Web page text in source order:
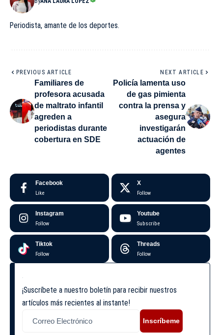
Periodista, amante de los deportes.
PREVIOUS ARTICLE
Familiares de
profesora acusada
de maltrato infantil
agreden a
periodistas durante
cobertura en SDE
NEXT ARTICLE
Policía lamenta uso
de gas pimienta
contra la prensa y
asegura
investigarán
actuación de
agentes
Facebook
Like
X
Follow
Instagram
Follow
Youtube
Subscribe
Tiktok
Follow
Threads
Follow
¡Suscríbete a nuestro boletín para recibir nuestros
artículos más recientes al instante!
Inscríbeme